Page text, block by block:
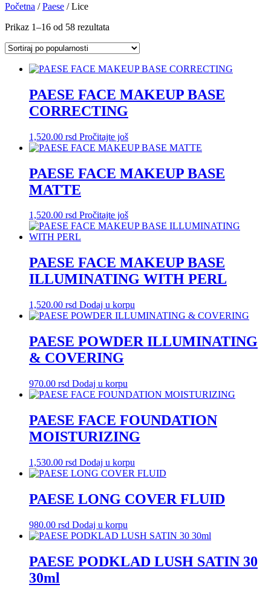
Početna /Paese / Lice
Prikaz 1–16 od 58 rezultata
PAESE FACE MAKEUP BASE
CORRECTING
1,520.00 rsd Pročitajte još
PAESE FACE MAKEUP BASE
MATTE
1,520.00 rsd Pročitajte još
PAESE FACE MAKEUP BASE
ILLUMINATING WITH PERL
1,520.00 rsd Dodaj u korpu
PAESE POWDER ILLUMINATING
& COVERING
970.00 rsd Dodaj u korpu
PAESE FACE FOUNDATION
MOISTURIZING
1,530.00 rsd Dodaj u korpu
PAESE LONG COVER FLUID
980.00 rsd Dodaj u korpu
PAESE PODKLAD LUSH SATIN 30
30ml